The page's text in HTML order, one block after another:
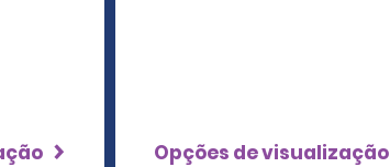
Opções de visualização